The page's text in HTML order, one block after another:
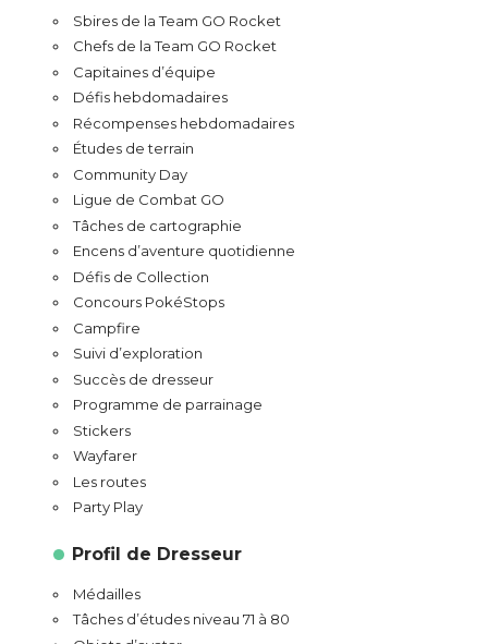
Sbires de la Team GO Rocket
Chefs de la Team GO Rocket
Capitaines d’équipe
Défis hebdomadaires
Récompenses hebdomadaires
Études de terrain
Community Day
Ligue de Combat GO
Tâches de cartographie
Encens d’aventure quotidienne
Défis de Collection
Concours PokéStops
Campfire
Suivi d’exploration
Succès de dresseur
Programme de parrainage
Stickers
Wayfarer
Les routes
Party Play
Profil de Dresseur
Médailles
Tâches d’études niveau 71 à 80